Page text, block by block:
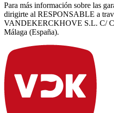
Para más información sobre las
dirigirte al RESPONSABLE a
VANDEKERCKHOVE S.L. C/
Málaga (España).